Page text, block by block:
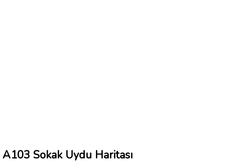
A103 Sokak Uydu Haritası